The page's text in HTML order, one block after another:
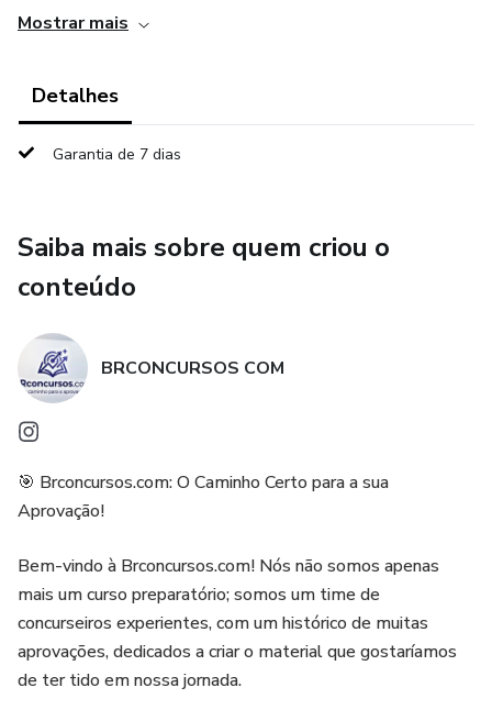
Padrão Consulpam de Excelência: Questões que replicam a
Consulpam aplica em concursos de Câmaras Municipais.
fundamentais de administração, redação oficial e o universo
das leis, garantindo que você domine as competências do
PDF de Alta Performance: Material limpo, organizado e
pronto para impressão ou estudo digital. Ideal para quem
precisa de produtividade e foco total.
Mapeamento de Falhas: Com o gabarito integrado, você
identifica instantaneamente quais tópicos precisam de
O que você vai encontrar neste material:
Simulado Completo: Questões de Língua Portuguesa,
Conhecimentos Gerais e os Conhecimentos Específicos
exigidos para Oficial Legislativo.
Mostrar mais
Detalhes
Garantia de 7 dias
Saiba mais sobre quem criou o
conteúdo
BRCONCURSOS COM
🎯 Brconcursos.com: O Caminho Certo para a sua
Aprovação!
Bem-vindo à Brconcursos.com! Nós não somos apenas
mais um curso preparatório; somos um time de
concurseiros experientes, com um histórico de muitas
aprovações, dedicados a criar o material que gostaríamos
de ter tido em nossa jornada.